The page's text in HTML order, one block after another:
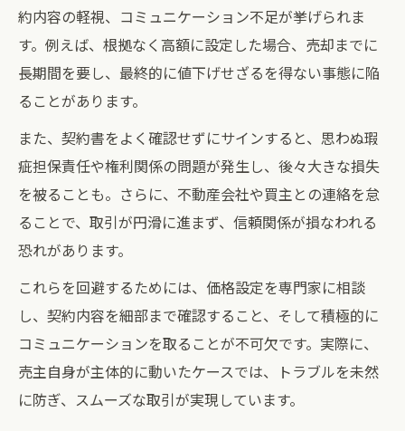
約内容の軽視、コミュニケーション不足が挙げられま
す。例えば、根拠なく高額に設定した場合、売却までに
長期間を要し、最終的に値下げせざるを得ない事態に陥
ることがあります。
また、契約書をよく確認せずにサインすると、思わぬ瑕
疵担保責任や権利関係の問題が発生し、後々大きな損失
を被ることも。さらに、不動産会社や買主との連絡を怠
ることで、取引が円滑に進まず、信頼関係が損なわれる
恐れがあります。
これらを回避するためには、価格設定を専門家に相談
し、契約内容を細部まで確認すること、そして積極的に
コミュニケーションを取ることが不可欠です。実際に、
売主自身が主体的に動いたケースでは、トラブルを未然
に防ぎ、スムーズな取引が実現しています。